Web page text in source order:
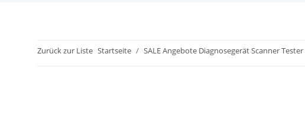
Zurück zur Liste Startseite SALE Angebote Diagnosegerät Scanner Tester